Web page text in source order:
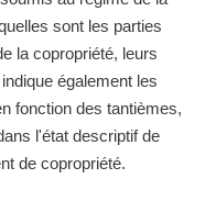
sont les parties
la copropriété, leurs
également les
fonction des tantièmes,
l'état descriptif de
de copropriété.